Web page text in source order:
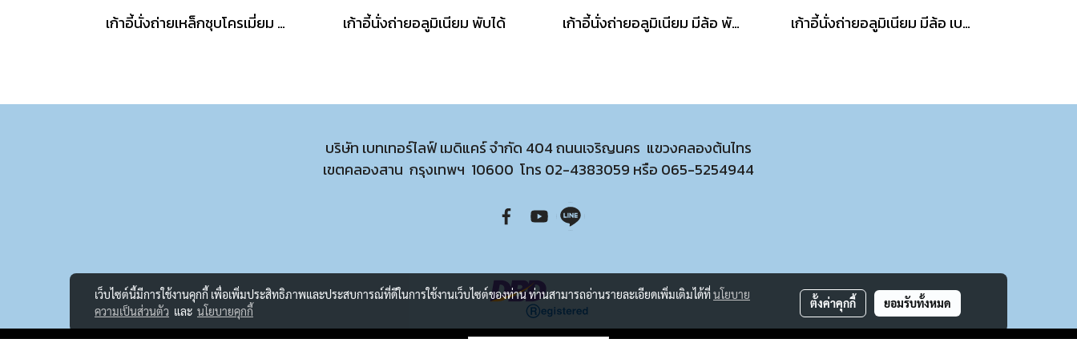
เก้าอี้นั่งถ่ายเหล็กชุบโครเมี่ยม มีล้อ พับได้ เก้าอี้นั่งถ่ายอลูมิเนียม พับได้ เก้าอี้นั่งถ่ายอลูมิเนียม มีล้อ พับได้ เก้าอี้นั่งถ่ายอลูมิเนียม มีล้อ เบาะเปิดได้
บริษัท เบทเทอร์ไลฟ์ เมดิแคร์ จำกัด 404 ถนนเจริญนคร แขวงคลองต้นไทร
เขตคลองสาน กรุงเทพฯ 10600 โทร 02-4383059 หรือ 065-5254944
เว็บไซต์นี้มีการใช้งานคุกกี้ เพื่อเพิ่มประสิทธิภาพและประสบการณ์ที่ดีในการใช้งานเว็บไซต์ของท่าน ท่านสามารถอ่านรายละเอียดเพิ่มเติมได้ที่นโยบาย
ความเป็นส่วนตัว และ นโยบายคุกกี้
ตั้งค่าคุกกี้ ยอมรับทั้งหมด